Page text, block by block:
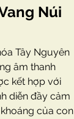
Núi
Tây Nguyên
âm thanh
kết hợp với
diễn đầy cảm
của con